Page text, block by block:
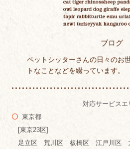
ブログ
ペットシッターさんの日々のお
トなことなどを綴っています。
対応サービスエ
東京都
[東京23区]
足立区 荒川区 板橋区 江戸川区